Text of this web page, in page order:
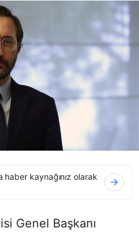
haber kaynağınız olarak
Genel Başkanı